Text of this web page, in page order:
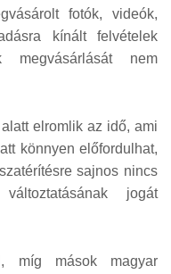
fotók, videók,
kínált felvételek
megvásárlását nem
elromlik az idő, ami
könnyen előfordulhat,
sajnos nincs
jogát
míg mások magyar